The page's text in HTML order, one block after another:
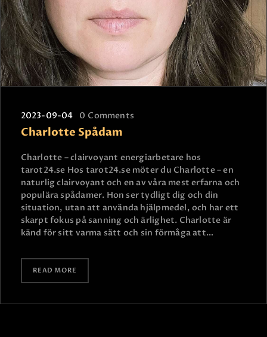
2023-09-04 0 Comments
Charlotte Spådam
Charlotte – clairvoyant energiarbetare hos
tarot24.se Hos tarot24.se möter du Charlotte – en
naturlig clairvoyant och en av våra mest erfarna och
populära spådamer. Hon ser tydligt dig och din
situation, utan att använda hjälpmedel, och har ett
skarpt fokus på sanning och ärlighet. Charlotte är
känd för sitt varma sätt och sin förmåga att…
READ MORE